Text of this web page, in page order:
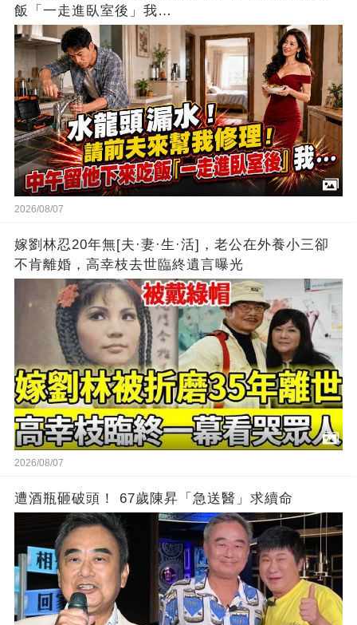
飯「一走進臥室後」我…
2026/08/07
嫁劉林忍20年無[夫·妻·生·活]，老公在外養小三卻
不肯離婚，高幸枝去世臨終遺言曝光
2026/08/07
遭酒瓶砸破頭！ 67歲陳昇「急送醫」求續命